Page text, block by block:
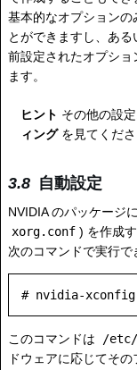
基本的なオプションの
とができますし、あ
前設定されたオプショ
ます。
ヒント その他の設
ィングを見てくださ
自動設定
NVIDIA のパッケージ
xorg.conf ) を作成
次のコマンドで実行で
このコマンドは /etc/
ドウェアに応じてそ